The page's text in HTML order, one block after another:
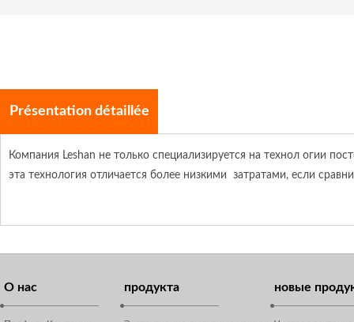
Présentation détaillée
Компания Leshan не только специализируется на технол огии
эта технология отличается более низкими затратами, если
О нас продукта новые